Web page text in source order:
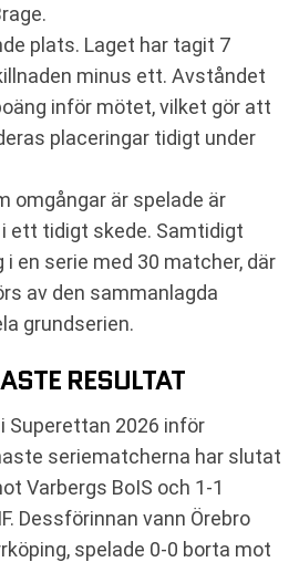
plats. Laget har tagit 7
minus ett. Avståndet
inför mötet, vilket gör att
placeringar tidigt under
omgångar är spelade är
ett tidigt skede. Samtidigt
i en serie med 30 matcher, där
av den sammanlagda
grundserien.
RESULTAT
Superettan 2026 inför
seriematcherna har slutat
Varbergs BoIS och 1-1
Dessförinnan vann Örebro
spelade 0-0 borta mot